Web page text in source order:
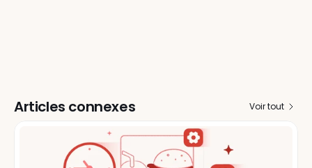
Articles connexes Voir tout